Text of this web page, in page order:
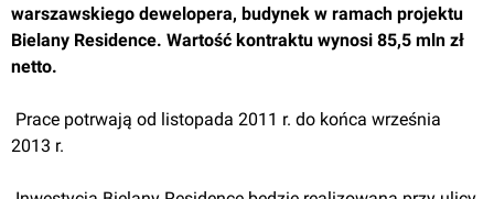
warszawskiego dewelopera, budynek w ramach projektu
Bielany Residence. Wartość kontraktu wynosi 85,5 mln zł
netto.
2013 r.